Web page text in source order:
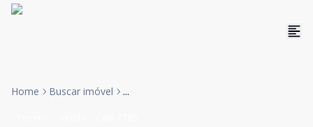
Home Buscar imóvel ...